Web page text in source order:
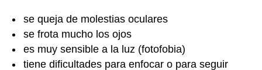
se queja de molestias oculares
se frota mucho los ojos
es muy sensible a la luz (fotofobia)
tiene dificultades para enfocar o para seguir